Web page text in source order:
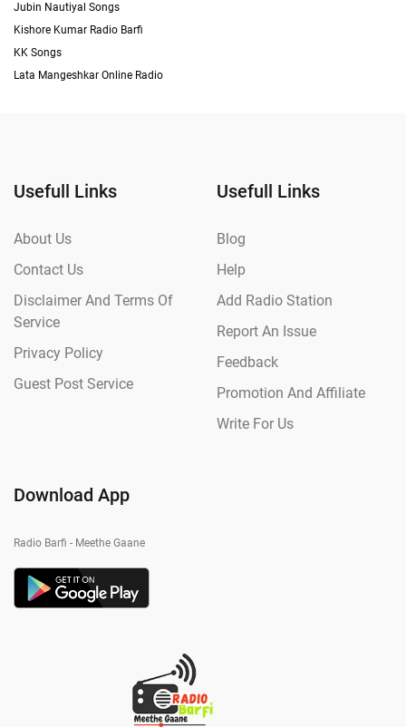
Jubin Nautiyal Songs
Kishore Kumar Radio Barfi
KK Songs
Lata Mangeshkar Online Radio
Usefull Links
About Us
Contact Us
Disclaimer And Terms Of
Service
Privacy Policy
Guest Post Service
Usefull Links
Blog
Help
Add Radio Station
Report An Issue
Feedback
Promotion And Affiliate
Write For Us
Download App
Radio Barfi - Meethe Gaane